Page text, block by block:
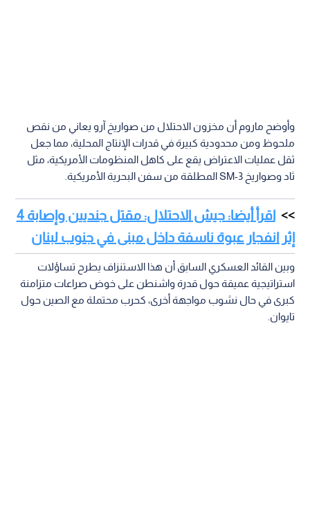
وأوضح ماروم أن مخزون الاحتلال من صواريخ آرو يعاني من نقص
ملحوظ ومن محدودية كبيرة في قدرات الإنتاج المحلية، مما جعل
ثقل عمليات الاعتراض يقع على كاهل المنظومات الأمريكية، مثل
ثاد وصواريخ SM-3 المطلقة من سفن البحرية الأمريكية.
اقرأ أيضا: جيش الاحتلال: مقتل جنديين وإصابة 4
إثر انفجار عبوة ناسفة داخل مبنى في جنوب لبنان
وبين القائد العسكري السابق أن هذا الاستنزاف يطرح تساؤلات
استراتيجية عميقة حول قدرة واشنطن على خوض صراعات متزامنة
كبرى في حال نشوب مواجهة أخرى، كحرب محتملة مع الصين حول
تايوان.